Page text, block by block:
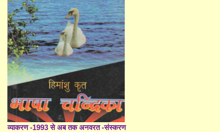
व्याकरण -1993 से अब तक अनवरत -संस्करण